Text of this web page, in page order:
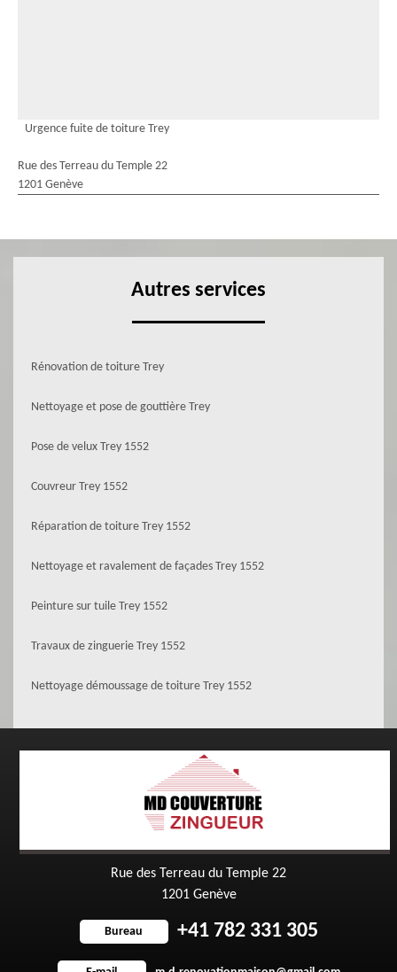
Urgence fuite de toiture Trey
Rue des Terreau du Temple 22
1201 Genève
Autres services
Rénovation de toiture Trey
Nettoyage et pose de gouttière Trey
Pose de velux Trey 1552
Couvreur Trey 1552
Réparation de toiture Trey 1552
Nettoyage et ravalement de façades Trey 1552
Peinture sur tuile Trey 1552
Travaux de zinguerie Trey 1552
Nettoyage démoussage de toiture Trey 1552
Rue des Terreau du Temple 22
1201 Genève
Bureau +41 782 331 305